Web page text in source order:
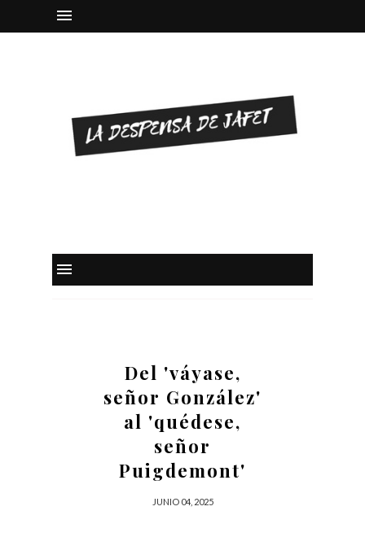
Del 'váyase,
señor González'
al 'quédese,
señor
Puigdemont'
JUNIO 04, 2025